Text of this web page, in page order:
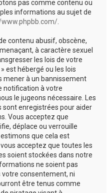
pas comme contenu ou
informations au sujet de
.
contenu abusif, obscène,
à caractère sexuel
les lois de votre
est hébergé ou les lois
mener à un bannissement
notification à votre
le jugeons nécessaire. Les
sont enregistrées pour aider
Vous acceptez que
déplace ou verrouille
que cela est
acceptez que toutes les
soient stockées dans notre
ne soient pas
consentement, ni
être tenus comme